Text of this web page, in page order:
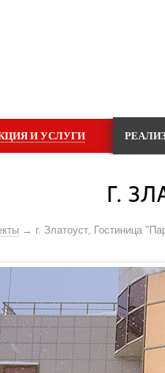
И УСЛУГИ
Г.
г. Златоуст, Гостиница